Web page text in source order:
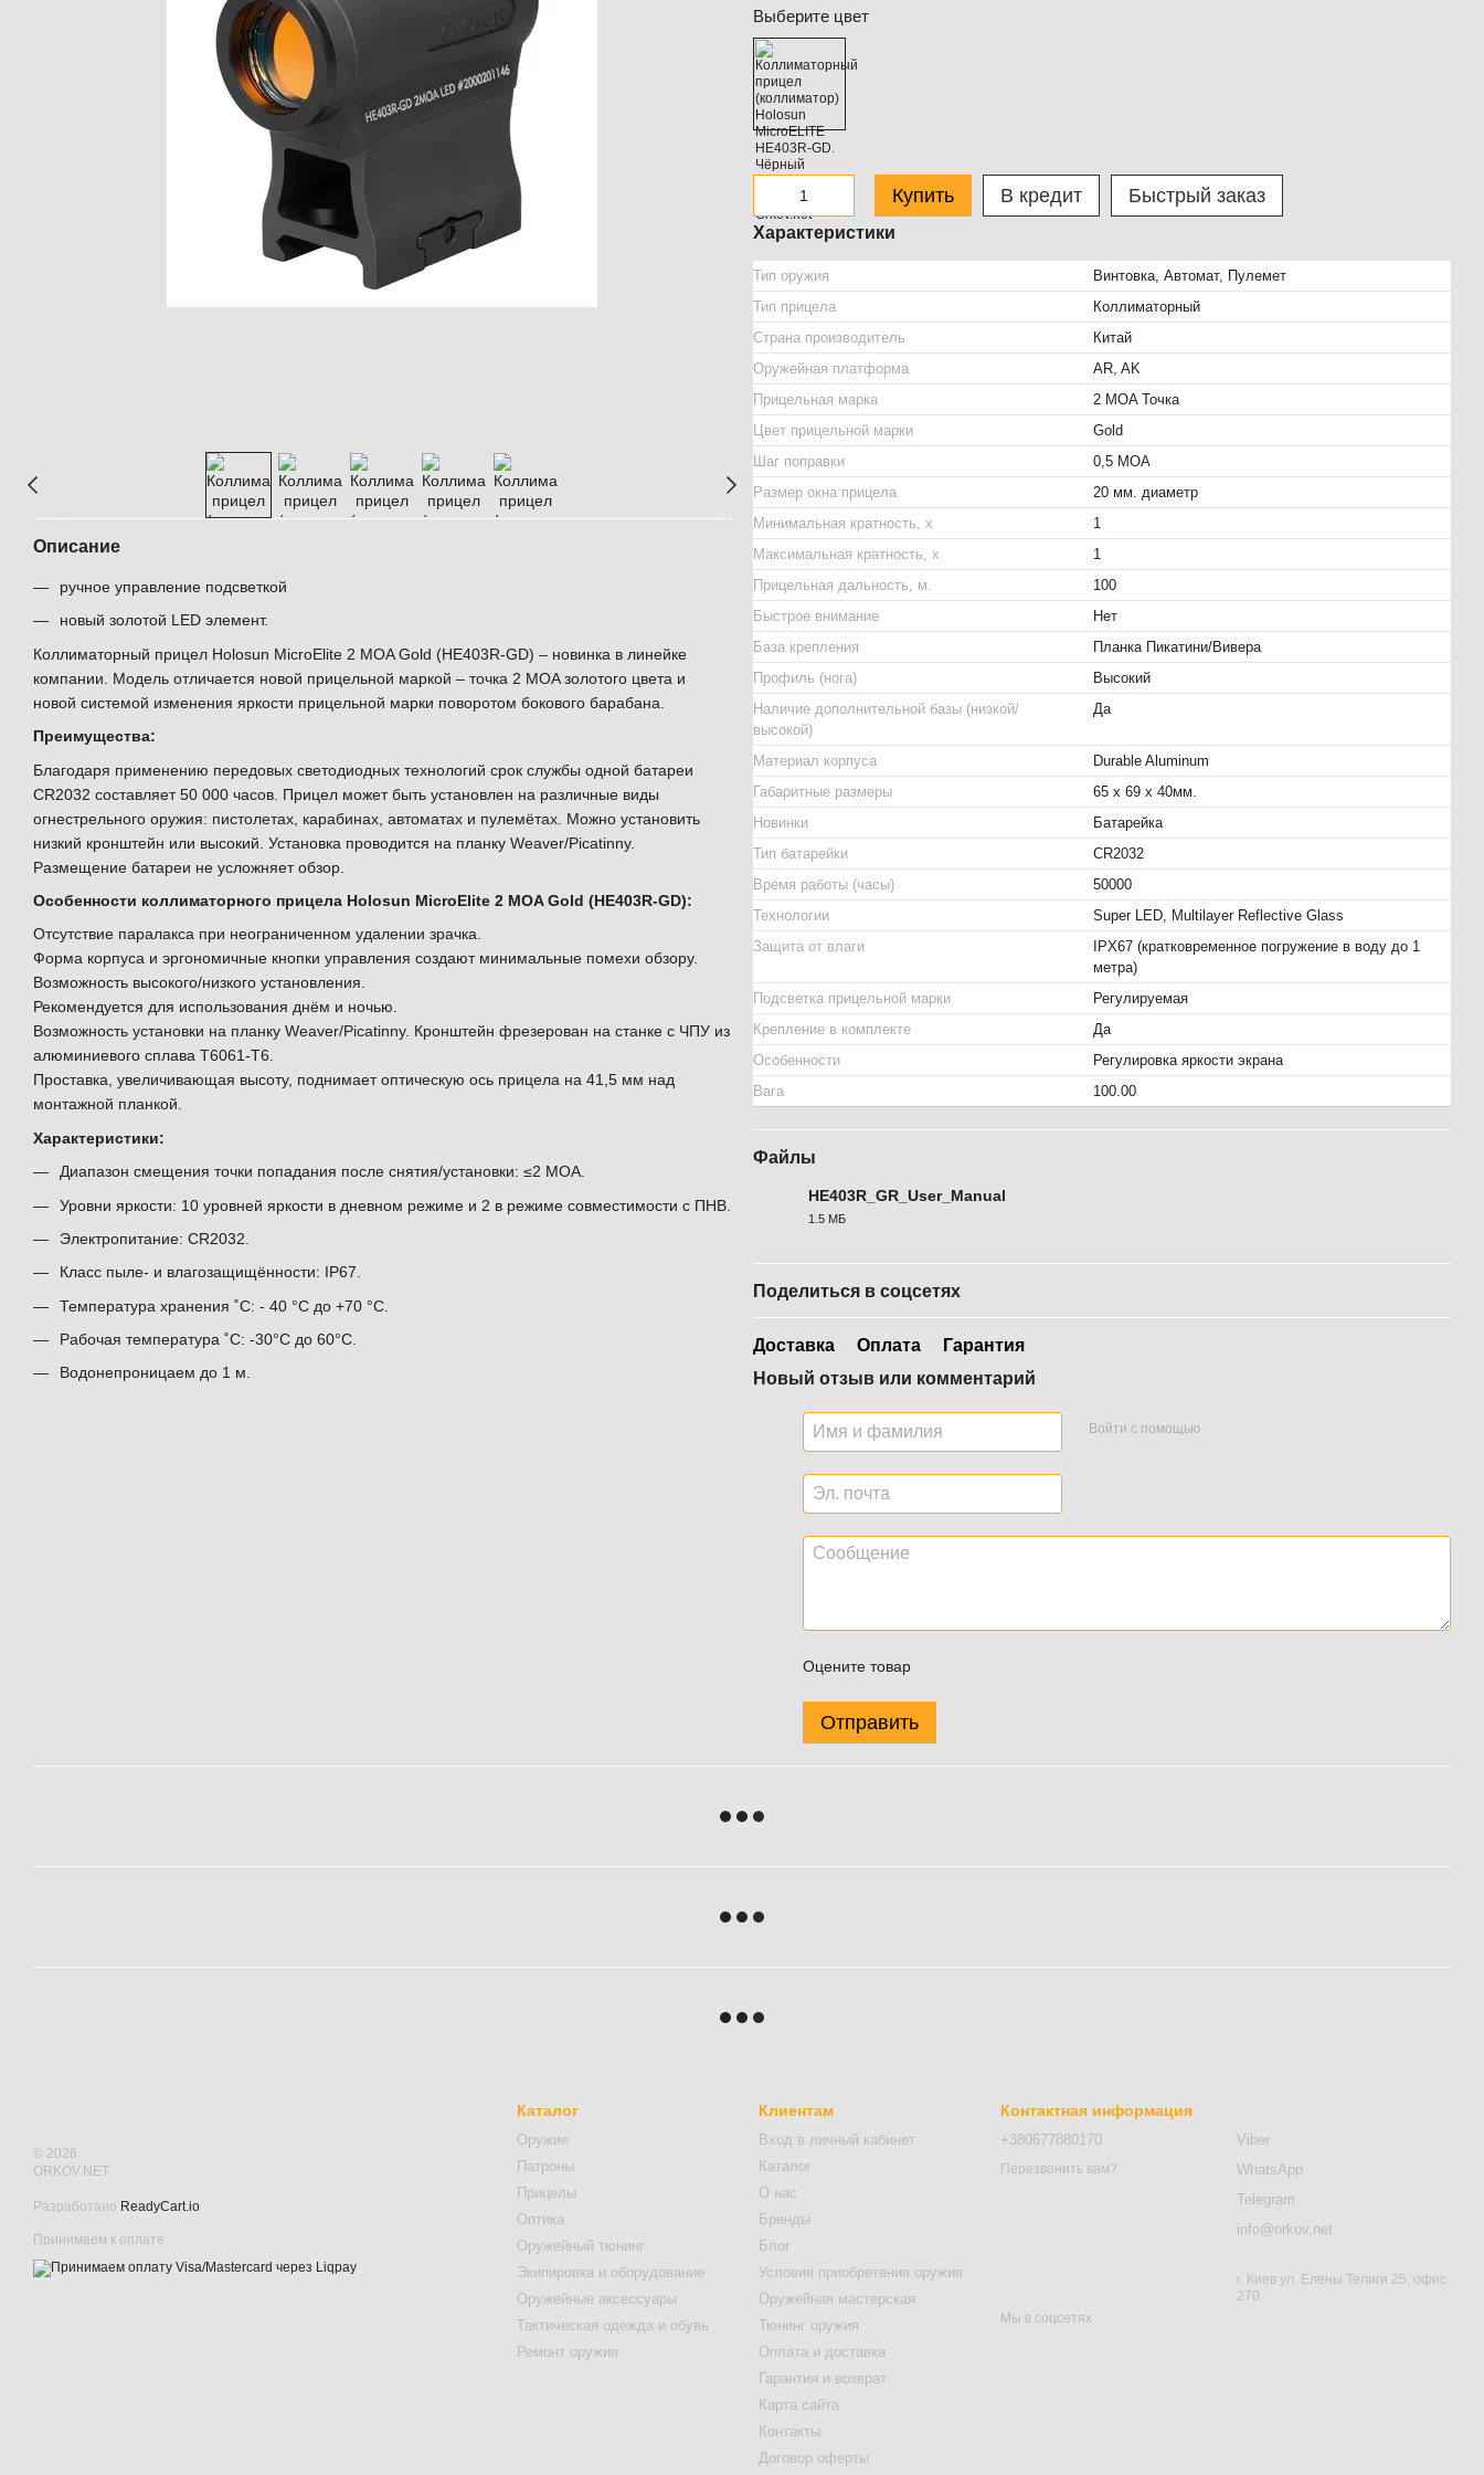
Описание
ручное управление подсветкой
новый золотой LED элемент.
Коллиматорный прицел Holosun MicroElite 2 MOA Gold (HE403R-GD) – новинка в линейке
компании. Модель отличается новой прицельной маркой – точка 2 MOA золотого цвета и
новой системой изменения яркости прицельной марки поворотом бокового барабана.
Преимущества:
Благодаря применению передовых светодиодных технологий срок службы одной батареи
CR2032 составляет 50 000 часов. Прицел может быть установлен на различные виды
огнестрельного оружия: пистолетах, карабинах, автоматах и пулемётах. Можно установить
низкий кронштейн или высокий. Установка проводится на планку Weaver/Picatinny.
Размещение батареи не усложняет обзор.
Особенности коллиматорного прицела Holosun MicroElite 2 MOA Gold (HE403R-GD):
Отсутствие паралакса при неограниченном удалении зрачка.
Форма корпуса и эргономичные кнопки управления создают минимальные помехи обзору.
Возможность высокого/низкого установления.
Рекомендуется для использования днём и ночью.
Возможность установки на планку Weaver/Picatinny. Кронштейн фрезерован на станке с ЧПУ из
алюминиевого сплава Т6061-Т6.
Проставка, увеличивающая высоту, поднимает оптическую ось прицела на 41,5 мм над
монтажной планкой.
Характеристики:
Диапазон смещения точки попадания после снятия/установки: ≤2 MOA.
Уровни яркости: 10 уровней яркости в дневном режиме и 2 в режиме совместимости с ПНВ.
Электропитание: CR2032.
Класс пыле- и влагозащищённости: IP67.
Температура хранения ˚С: - 40 °C до +70 °C.
Рабочая температура ˚С: -30°С до 60°С.
Водонепроницаем до 1 м.
Выберите цвет
Купить В кредит Быстрый заказ
Характеристики
Тип оружия
Винтовка, Автомат, Пулемет
Тип прицела
Коллиматорный
Страна производитель
Китай
Оружейная платформа
AR, AK
Прицельная марка
2 MOA Точка
Цвет прицельной марки
Gold
Шаг поправки
0,5 MOA
Размер окна прицела
20 мм. диаметр
Минимальная кратность, х
1
Максимальная кратность, х
1
Прицельная дальность, м.
100
Быстрое внимание
Нет
База крепления
Планка Пикатини/Вивера
Профиль (нога)
Высокий
Наличие дополнительной базы (низкой/
высокой)
Да
Материал корпуса
Durable Aluminum
Габаритные размеры
65 х 69 х 40мм.
Новинки
Батарейка
Тип батарейки
CR2032
Время работы (часы)
50000
Технологии
Super LED, Multilayer Reflective Glass
Защита от влаги
IPX67 (кратковременное погружение в воду до 1
метра)
Подсветка прицельной марки
Регулируемая
Крепление в комплекте
Да
Особенности
Регулировка яркости экрана
Вага
100.00
Файлы
HE403R_GR_User_Manual
1.5 МБ
Поделиться в соцсетях
Доставка Оплата
Гарантия
Новый отзыв или комментарий
Войти с помощью
Оцените товар
Отправить
© 2026
ORKOV.NET
Разработано ReadyCart.io
Принимаем к оплате
Каталог
Оружие
Патроны
Прицелы
Оптика
Оружейный тюнинг
Экипировка и оборудование
Оружейные аксессуары
Тактическая одежда и обувь
Ремонт оружия
Клиентам
Вход в личный кабинет
Каталог
О нас
Бренды
Блог
Условия приобретения оружия
Оружейная мастерская
Тюнинг оружия
Оплата и доставка
Гарантия и возврат
Карта сайта
Контакты
Договор оферты
Контактная информация
+380677880170
Перезвонить вам?
Viber
WhatsApp
Telegram
info@orkov.net
г. Киев ул. Елены Телиги 25, офис
270
Мы в соцсетях